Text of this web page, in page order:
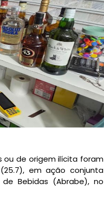
ou de origem ilícita foram
em ação conjunta
Bebidas (Abrabe), no